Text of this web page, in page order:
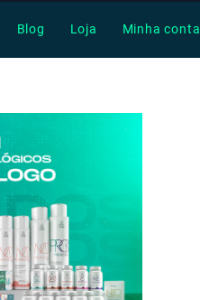
Blog Loja Minha conta